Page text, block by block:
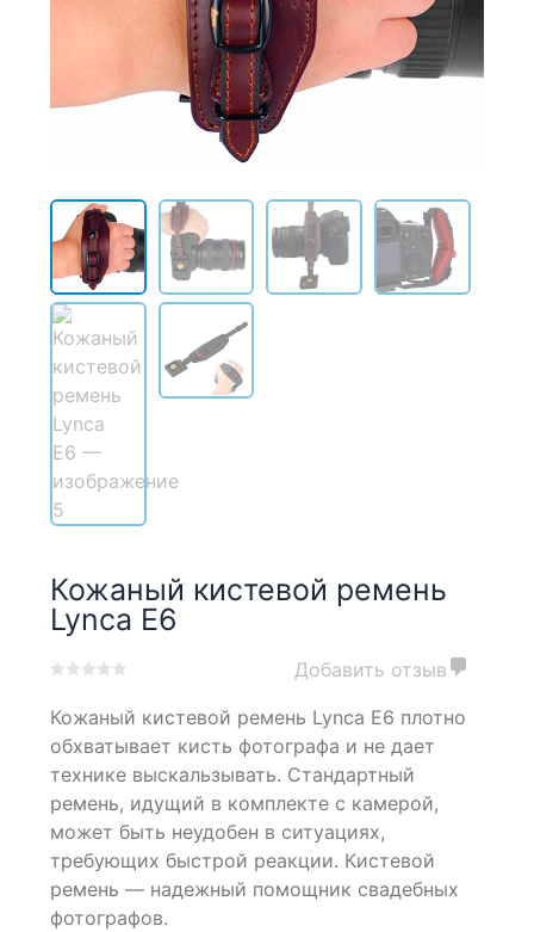
Кожаный кистевой ремень
Lynca E6
out
on
customer
ratings
Добавить отзыв
Кожаный кистевой ремень Lynca E6 плотно
обхватывает кисть фотографа и не дает
технике выскальзывать. Стандартный
ремень, идущий в комплекте с камерой,
может быть неудобен в ситуациях,
требующих быстрой реакции. Кистевой
ремень — надежный помощник свадебных
фотографов.